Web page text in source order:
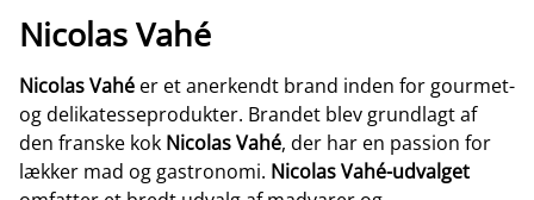
Nicolas Vahé
Nicolas Vahé er et anerkendt brand inden for gourmet-
og delikatesseprodukter. Brandet blev grundlagt af
den franske kok Nicolas Vahé, der har en passion for
lækker mad og gastronomi. Nicolas Vahé-udvalget